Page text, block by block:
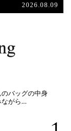
2026.08.09
バッグの中身
ながら…